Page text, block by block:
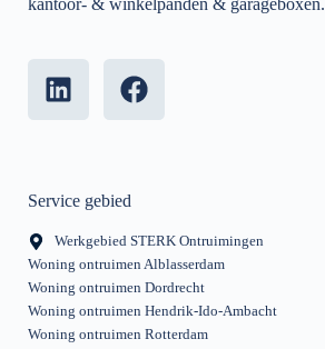
kantoor- & winkelpanden & garageboxen.
Service gebied
Werkgebied STERK Ontruimingen
Woning ontruimen Alblasserdam
Woning ontruimen Dordrecht
Woning ontruimen Hendrik-Ido-Ambacht
Woning ontruimen Rotterdam